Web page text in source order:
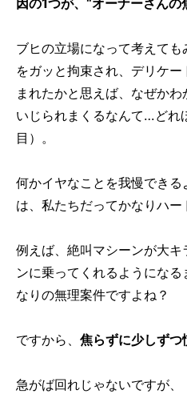
因の1つが、“オーナーさんの
ブヒの立場になって考えて
をガッと拘束され、デリケ
まれたかと思えば、なぜか
いじられまくるなんて…どれ
目）。
何かイヤなことを我慢でき
は、私たちだってかなりハー
例えば、絶叫マシーンが大
ンに乗ってくれるようにな
なりの無理案件ですよね？
ですから、 焦らずに少しずつ
急がば回れじゃないですが